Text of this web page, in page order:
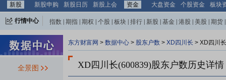
新股
新股申购 新股日历 新股上会 资金 大盘资金 个股资金 板块
行情中心 指数 期指 期权 个股 板块 排行 新股 基金 港股 美股 期货
全景图
东方财富网 > 数据中心 > 股东户数 > XD四川长 > XD四川
XD四川长(600839)股东户数历史详情